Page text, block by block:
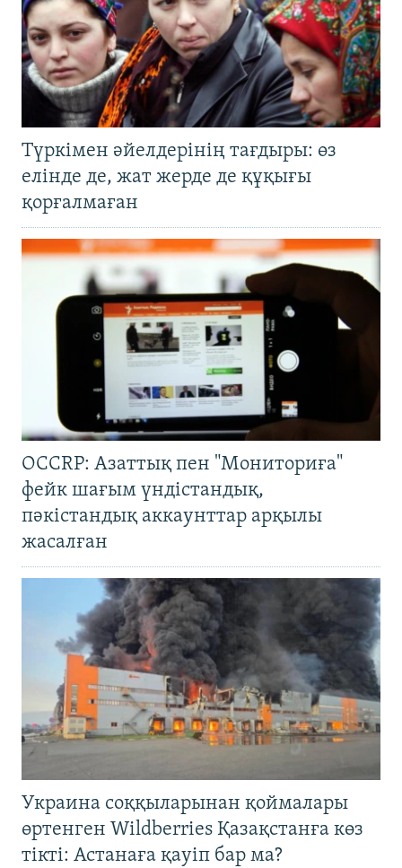
Түркімен әйелдерінің тағдыры: өз
елінде де, жат жерде де құқығы
қорғалмаған
OCCRP: Азаттық пен "Мониториға"
фейк шағым үндістандық,
пәкістандық аккаунттар арқылы
жасалған
Украина соққыларынан қоймалары
өртенген Wildberries Қазақстанға көз
тікті: Астанаға қауіп бар ма?